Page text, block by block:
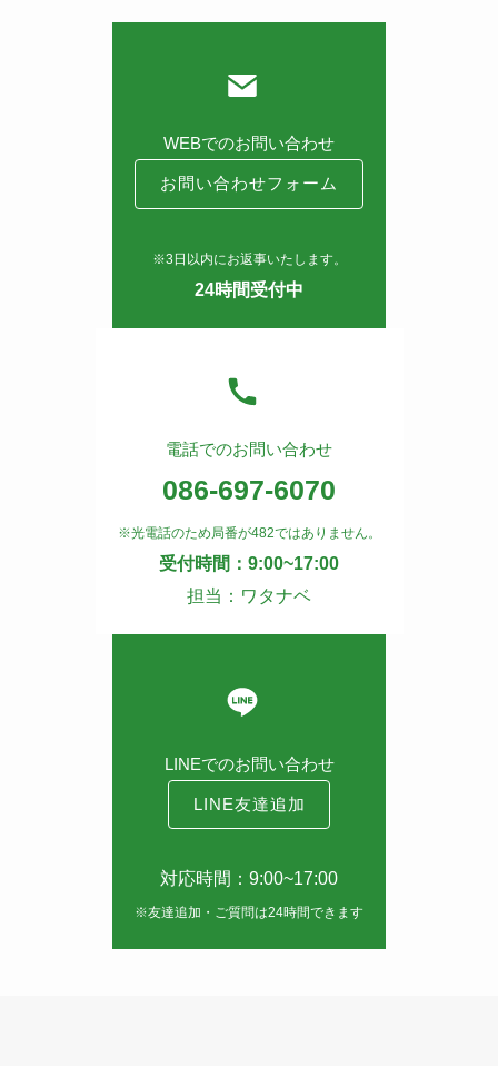
WEBでのお問い合わせ
お問い合わせフォーム
※3日以内にお返事いたします。
24時間受付中
電話でのお問い合わせ
086-697-6070
※光電話のため局番が482ではありません。
受付時間：9:00~17:00
担当：ワタナベ
LINEでのお問い合わせ
LINE友達追加
対応時間：9:00~17:00
※友達追加・ご質問は24時間できます